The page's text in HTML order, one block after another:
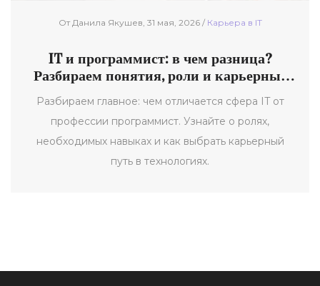
От Данила Якушев, 31 мая, 2026 / Карьерa в IT
IT и программист: в чем разница?
Разбираем понятия, роли и карьерные
Разбираем главное: чем отличается сфера IT от
профессии программист. Узнайте о ролях,
необходимых навыках и как выбрать карьерный
путь в технологиях.